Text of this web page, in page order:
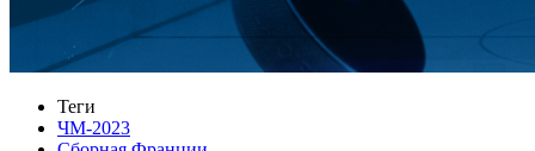
Теги
ЧМ-2023